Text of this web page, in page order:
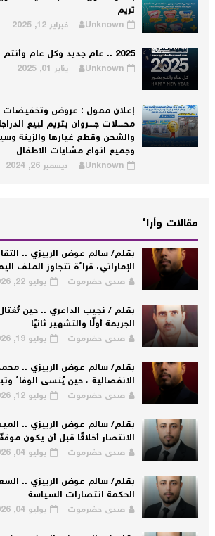
تريم
Unknown فبراير 12, 2025
2025 .. عام جديد وكل عام وأنتم بخير
Unknown يناير 01, 2025
إعلان ممول : عروض وتخفيضات
محــــلات جــــروان بتريم لبيع
والشحن وقطع غيارها والزينة
وجميع انواع مشايات الاطفال
Unknown ديسمبر 26, 2024
مقالات وأراء
بقلم/ سالم عوض الربيزي ..
الإماراتي، قراءة تتجاوز الملف اليمني
صدى حضرموت يوليو 22, 2026
بقلم / نجيب الداعري .. حين تُغتال
الجريمة أولًا والتشهير ثانيًا
صدى حضرموت يوليو 19, 2026
بقلم/ سالم عوض الربيزي .. محمد
الانفصالية ، حين يُنسى الوفاء
صدى حضرموت يوليو 12, 2026
بقلم/ سالم عوض الربيزي ..
الانتصار أخلاقًا قبل أن يكون موقفًا
صدى حضرموت يوليو 04, 2026
بقلم/ سالم عوض الربيزي ..
الحكمة انتصارات السياسة
صدى حضرموت يوليو 04, 2026